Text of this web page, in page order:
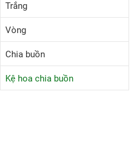
Trắng
Vòng
Chia buồn
Kệ hoa chia buồn